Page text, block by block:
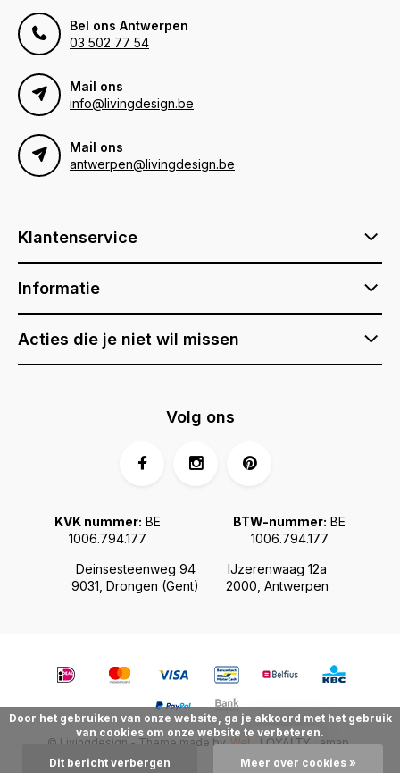
Bel ons Antwerpen
03 502 77 54
Mail ons
info@livingdesign.be
Mail ons
antwerpen@livingdesign.be
Klantenservice
Informatie
Acties die je niet wil missen
Deinsesteenweg 94
9031, Drongen (Gent)
IJzerenwaag 12a
2000, Antwerpen
KVK nummer: BE
1006.794.177
BTW-nummer: BE
1006.794.177
Volg ons
© Livingdesign - Theme made by Webdinge.nl Sitemap
Door het gebruiken van onze website, ga je akkoord met het gebruik
van cookies om onze website te verbeteren.
Dit bericht verbergen Meer over cookies »
LOYALTY